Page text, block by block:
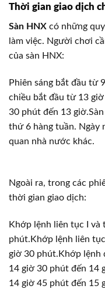
Thời gian giao dịch
Sàn HNX có những
làm việc. Người chơi
của sàn HNX:
Phiên sáng bắt đầu từ
chiều bắt đầu từ 13
30 phút đến 13
thứ 6 hàng tuần. Ngày
quan nhà nước khác.
Ngoài ra, trong các
thời gian giao dịch:
Khớp lệnh liên tục I
phút.Khớp lệnh liên
giờ 30 phút.Khớp lệnh
14 giờ 30 phút đến 14
14 giờ 45 phút đến 15